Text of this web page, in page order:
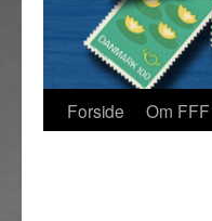
Forside Om FFF